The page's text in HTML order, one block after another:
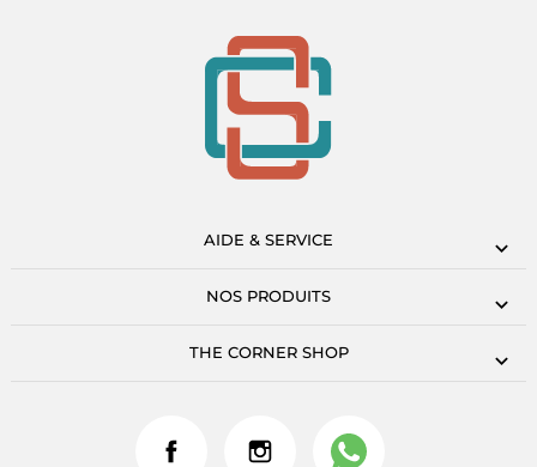
AIDE & SERVICE
NOS PRODUITS
THE CORNER SHOP